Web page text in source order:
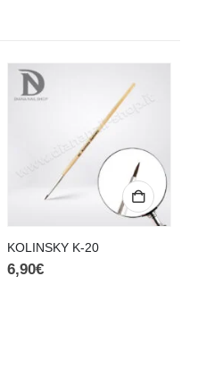
KOLINSKY K-20
6,90€